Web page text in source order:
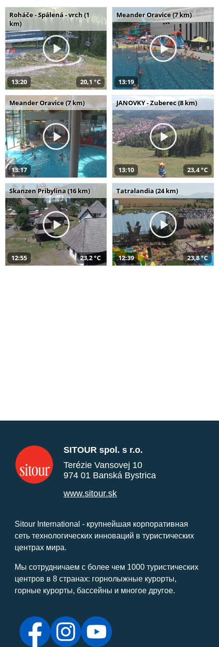
Roháče - Spálená - vrch (1
km)
13:20 20,1 °C
Meander Oravice (7 km)
13:19
Meander Oravice (7 km)
13:17
JANOVKY - Zuberec (8 km)
13:10 23,4 °C
Skanzen Pribylina (16 km)
12:55 23,2 °C
Tatralandia (24 km)
12:39 23,8 °C
SITOUR spol. s r.o.
Terézie Vansovej 10
974 01 Banská Bystrica
www.sitour.sk
Sitour International - крупнейшая корпоративная
сеть технологических инноваций в туристических
центрах мира.
Мы сотрудничаем с более чем 1000 туристических
центров в 8 странах: горнолыжные курорты,
горные курорты, бассейны и многое другое.